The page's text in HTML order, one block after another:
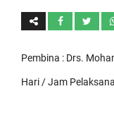
Pembina : Drs.
Hari / Jam